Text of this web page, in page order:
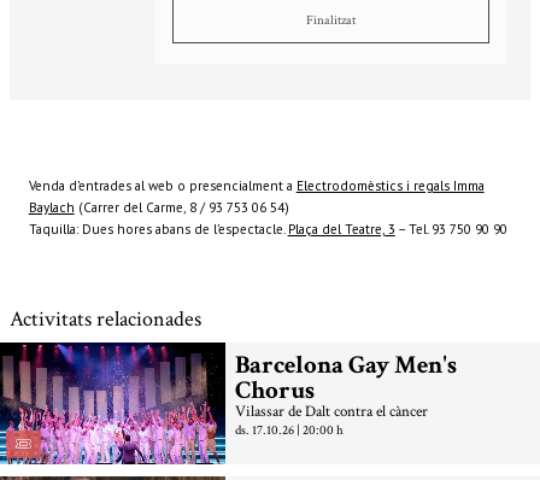
Finalitzat
Venda d’entrades al web o presencialment a Electrodomèstics i regals Imma
Baylach (Carrer del Carme, 8 / 93 753 06 54)
Taquilla: Dues hores abans de l’espectacle. Plaça del Teatre, 3 – Tel. 93 750 90 90
Activitats relacionades
Barcelona Gay Men's
Chorus
Vilassar de Dalt contra el càncer
ds. 17.10.26| 20:00 h